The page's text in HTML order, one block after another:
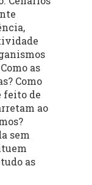
as
Como
feito de
ao
sem
as